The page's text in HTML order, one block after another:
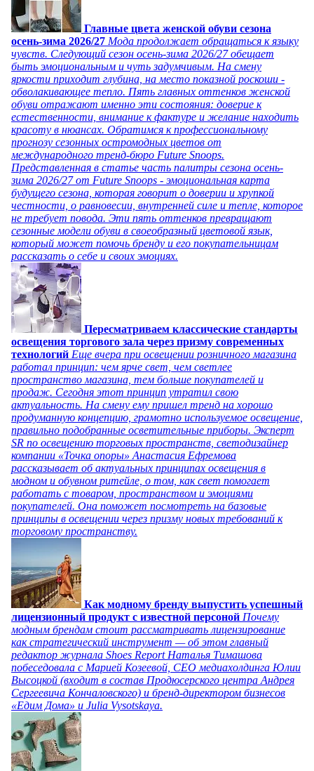
Главные цвета женской обуви сезона
осень-зима 2026/27 Мода продолжает обращаться к языку
чувств. Следующий сезон осень-зима 2026/27 обещает
быть эмоциональным и чуть задумчивым. На смену
яркости приходит глубина, на место показной роскоши -
обволакивающее тепло. Пять главных оттенков женской
обуви отражают именно эти состояния: доверие к
естественности, внимание к фактуре и желание находить
красоту в нюансах. Обратимся к профессиональному
прогнозу сезонных остромодных цветов от
международного тренд-бюро Future Snoops.
Представленная в статье часть палитры сезона осень-
зима 2026/27 от Future Snoops - эмоциональная карта
будущего сезона, которая говорит о доверии и хрупкой
честности, о равновесии, внутренней силе и тепле, которое
не требует повода. Эти пять оттенков превращают
сезонные модели обуви в своеобразный цветовой язык,
который может помочь бренду и его покупательницам
рассказать о себе и своих эмоциях.
Пересматриваем классические стандарты
освещения торгового зала через призму современных
технологий Еще вчера при освещении розничного магазина
работал принцип: чем ярче свет, чем светлее
пространство магазина, тем больше покупателей и
продаж. Сегодня этот принцип утратил свою
актуальность. На смену ему пришел тренд на хорошо
продуманную концепцию, грамотно используемое освещение,
правильно подобранные осветительные приборы. Эксперт
SR по освещению торговых пространств, светодизайнер
компании «Точка опоры» Анастасия Ефремова
рассказывает об актуальных принципах освещения в
модном и обувном ритейле, о том, как свет помогает
работать с товаром, пространством и эмоциями
покупателей. Она поможет посмотреть на базовые
принципы в освещении через призму новых требований к
торговому пространству.
Как модному бренду выпустить успешный
лицензионный продукт с известной персоной Почему
модным брендам стоит рассматривать лицензирование
как стратегический инструмент — об этом главный
редактор журнала Shoes Report Наталья Тимашова
побеседовала с Марией Козеевой, СЕО медиахолдинга Юлии
Высоцкой (входит в состав Продюсерского центра Андрея
Сергеевича Кончаловского) и бренд-директором бизнесов
«Едим Дома» и Julia Vysotskaya.